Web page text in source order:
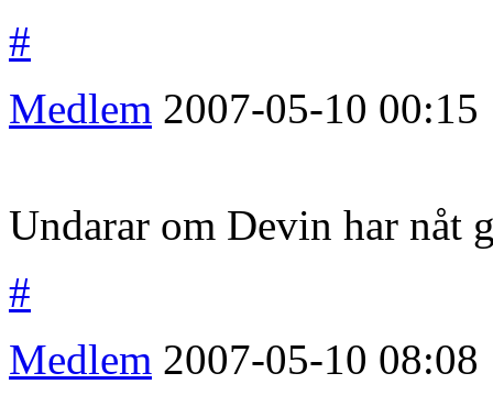
#
Medlem 2007-05-10 00:15
Undarar om Devin har nåt
#
Medlem 2007-05-10 08:08